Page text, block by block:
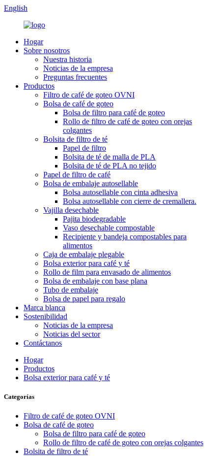
English
Hogar
Sobre nosotros
Nuestra historia
Noticias de la empresa
Preguntas frecuentes
Productos
Filtro de café de goteo OVNI
Bolsa de café de goteo
Bolsa de filtro para café de goteo
Rollo de filtro de café de goteo con orejas
colgantes
Bolsita de filtro de té
Papel de filtro
Bolsita de té de malla de PLA
Bolsita de té de PLA no tejido
Papel de filtro de café
Bolsa de embalaje autosellable
Bolsa autosellable con cinta adhesiva
Bolsa autosellable con cierre de cremallera.
Vajilla desechable
Pajita biodegradable
Vaso desechable compostable
Recipiente y bandeja compostables para
alimentos
Caja de embalaje plegable
Bolsa exterior para café y té
Rollo de film para envasado de alimentos
Bolsa de embalaje con base plana
Tubo de embalaje
Bolsa de papel para regalo
Marca blanca
Sostenibilidad
Noticias de la empresa
Noticias del sector
Contáctanos
Hogar
Productos
Bolsa exterior para café y té
Categorías
Filtro de café de goteo OVNI
Bolsa de café de goteo
Bolsa de filtro para café de goteo
Rollo de filtro de café de goteo con orejas colgantes
Bolsita de filtro de té